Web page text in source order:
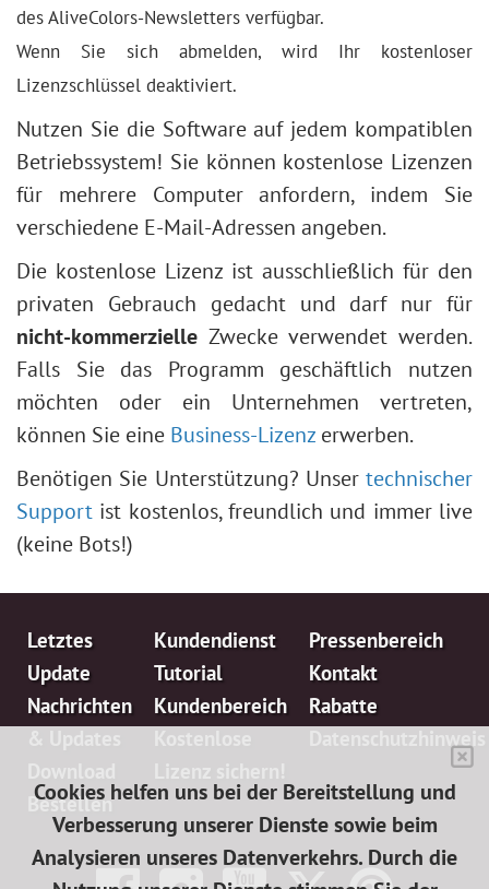
des AliveColors-Newsletters verfügbar.
Wenn Sie sich abmelden, wird Ihr kostenloser
Lizenzschlüssel deaktiviert.
Nutzen Sie die Software auf jedem kompatiblen
Betriebssystem! Sie können kostenlose Lizenzen
für mehrere Computer anfordern, indem Sie
verschiedene E-Mail-Adressen angeben.
Die kostenlose Lizenz ist ausschließlich für den
privaten Gebrauch gedacht und darf nur für
nicht-kommerzielle Zwecke verwendet werden.
Falls Sie das Programm geschäftlich nutzen
möchten oder ein Unternehmen vertreten,
können Sie eine Business-Lizenz erwerben.
Benötigen Sie Unterstützung? Unser technischer
Support ist kostenlos, freundlich und immer live
(keine Bots!)
Letztes
Update
Nachrichten
Bestellen
Kundendienst
Tutorial
Kundenbereich
Pressenbereich
Kontakt
Rabatte
Datenschutzhinweis
Cookies helfen uns bei der Bereitstellung und
Verbesserung unserer Dienste sowie beim
Analysieren unseres Datenverkehrs. Durch die